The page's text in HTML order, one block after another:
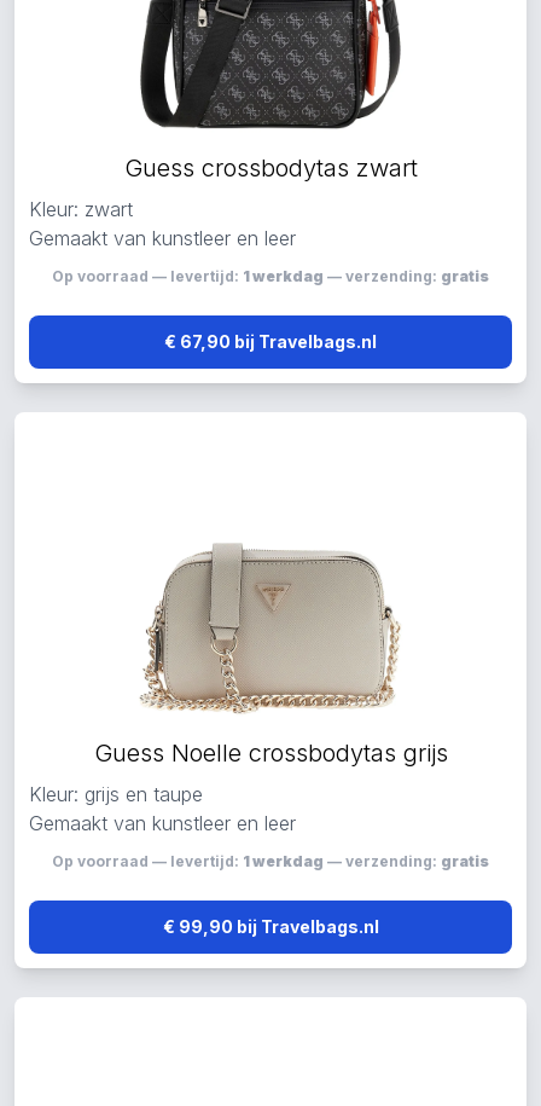
Guess crossbodytas zwart
Kleur: zwart
Gemaakt van kunstleer en leer
Op voorraad — levertijd: 1 werkdag — verzending: gratis
€ 67,90 bij Travelbags.nl
Guess Noelle crossbodytas grijs
Kleur: grijs en taupe
Gemaakt van kunstleer en leer
Op voorraad — levertijd: 1 werkdag — verzending: gratis
€ 99,90 bij Travelbags.nl